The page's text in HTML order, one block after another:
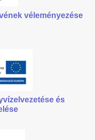
véleményezése
és